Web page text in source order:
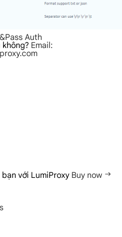
Auth
Email:
với LumiProxy Buy now